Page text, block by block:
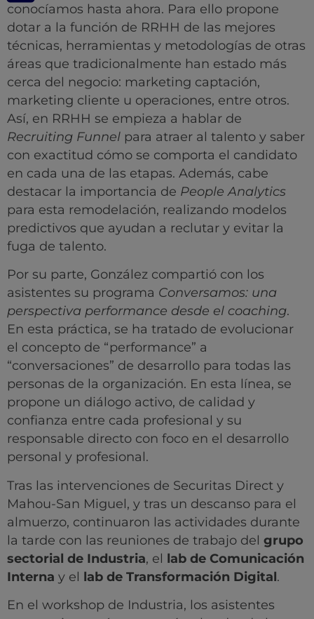
conocíamos hasta ahora. Para ello propone
dotar a la función de RRHH de las mejores
técnicas, herramientas y metodologías de otras
áreas que tradicionalmente han estado más
cerca del negocio: marketing captación,
marketing cliente u operaciones, entre otros.
Así, en RRHH se empieza a hablar de
Recruiting Funnel para atraer al talento y saber
con exactitud cómo se comporta el candidato
en cada una de las etapas. Además, cabe
destacar la importancia de People Analytics
para esta remodelación, realizando modelos
predictivos que ayudan a reclutar y evitar la
fuga de talento.
Por su parte, González compartió con los
asistentes su programa Conversamos: una
perspectiva performance desde el coaching.
En esta práctica, se ha tratado de evolucionar
el concepto de “performance” a
“conversaciones” de desarrollo para todas las
personas de la organización. En esta línea, se
propone un diálogo activo, de calidad y
confianza entre cada profesional y su
responsable directo con foco en el desarrollo
personal y profesional.
Tras las intervenciones de Securitas Direct y
Mahou-San Miguel, y tras un descanso para el
almuerzo, continuaron las actividades durante
la tarde con las reuniones de trabajo del grupo
sectorial de Industria, el lab de Comunicación
Interna y el lab de Transformación Digital.
En el workshop de Industria, los asistentes